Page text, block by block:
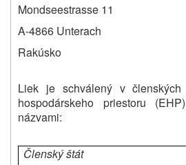
Mondseestrasse 11
A-4866 Unterach
Rakúsko
Liek je schválený v členských
hospodárskeho priestoru
názvami:
Členský štát